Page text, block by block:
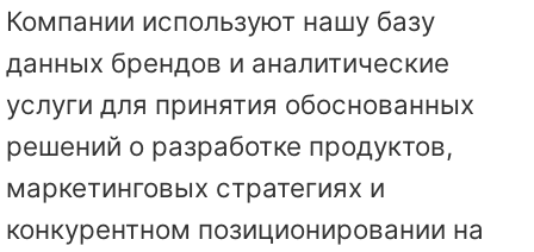
Компании используют нашу базу
данных брендов и аналитические
услуги для принятия обоснованных
решений о разработке продуктов,
маркетинговых стратегиях и
конкурентном позиционировании на